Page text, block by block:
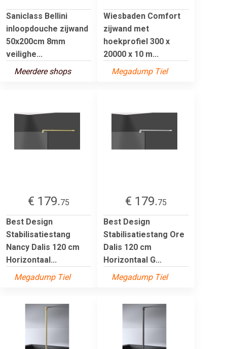
Saniclass Bellini
inloopdouche zijwand
50x200cm 8mm
veilighe...
Meerdere shops
Wiesbaden Comfort
zijwand met
hoekprofiel 300 x
20000 x 10 m...
Megadump Tiel
€ 179.75
Best Design
Stabilisatiestang
Nancy Dalis 120 cm
Horizontaal...
Megadump Tiel
€ 179.75
Best Design
Stabilisatiestang Ore
Dalis 120 cm
Horizontaal G...
Megadump Tiel